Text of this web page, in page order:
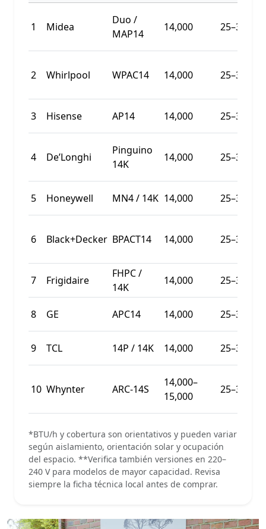
1 Midea
Duo /
MAP14
14,000 25–35 m²
2 Whirlpool WPAC14 14,000 25–35 m²
3 Hisense AP14 14,000 25–35 m²
4 De’Longhi
Pinguino
14K
14,000 25–35 m²
5 Honeywell MN4 / 14K 14,000 25–35 m²
6 Black+Decker BPACT14 14,000 25–35 m²
7 Frigidaire
FHPC /
14K
14,000 25–35 m²
8 GE APC14 14,000 25–35 m²
9 TCL 14P / 14K 14,000 25–35 m²
10 Whynter ARC-14S
14,000–
15,000
25–35 m²
*BTU/h y cobertura son orientativos y pueden variar
según aislamiento, orientación solar y ocupación
del espacio. **Verifica también versiones en 220–
240 V para modelos de mayor capacidad. Revisa
siempre la ficha técnica local antes de comprar.